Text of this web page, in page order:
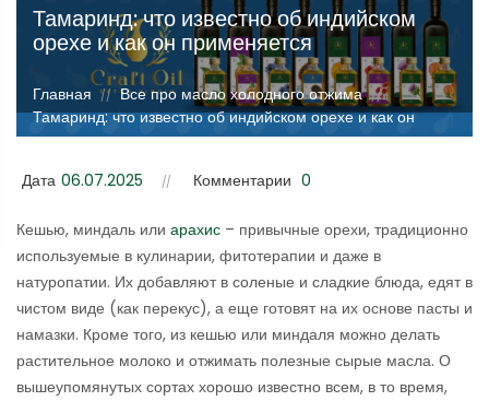
Тамаринд: что известно об индийском
орехе и как он применяется
;
Главная // Все про масло холодного отжима //
Тамаринд: что известно об индийском орехе и как он
применяется
Дата 06.07.2025 Комментарии 0
Кешью, миндаль или арахис – привычные орехи, традиционно
используемые в кулинарии, фитотерапии и даже в
натуропатии. Их добавляют в соленые и сладкие блюда, едят в
чистом виде (как перекус), а еще готовят на их основе пасты и
намазки. Кроме того, из кешью или миндаля можно делать
растительное молоко и отжимать полезные сырые масла. О
вышеупомянутых сортах хорошо известно всем, в то время,